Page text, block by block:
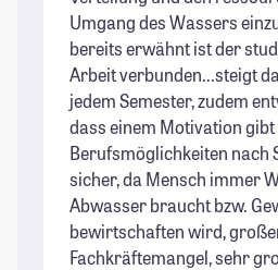
Umgang des Wassers
bereits erwähnt ist der
Arbeit verbunden...steigt
jedem Semester, zudem
dass einem Motivation gibt
Berufsmöglichkeiten nach
sicher, da Mensch immer
Abwasser braucht bzw.
bewirtschaften wird,
Fachkräftemangel, sehr